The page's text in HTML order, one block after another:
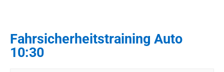
Fahrsicherheitstraining Auto
10:30